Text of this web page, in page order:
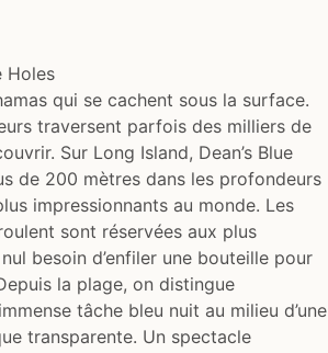
Holes
qui se cachent sous la surface.
traversent parfois des milliers de
Sur Long Island, Dean’s Blue
de 200 mètres dans les profondeurs
impressionnants au monde. Les
sont réservées aux plus
besoin d’enfiler une bouteille pour
la plage, on distingue
tâche bleu nuit au milieu d’une
transparente. Un spectacle